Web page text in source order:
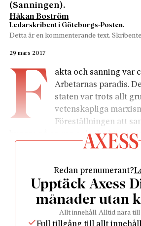
(Sanningen).
Håkan Boström
Ledarskribent i Göteborgs-Posten.
Detta är en kommenterande text.
29 mars 2017
F
akta och sanning var
Arbetarnas paradis.
staten var trots allt
vetenskapliga
Föreställningen att
byggas på en ren och objektiv
historia. Tanken emanerar ur
Kärleken till sanningen ligger i
filosofi –philo sophia. Men den
fundamentalt olika uttryck. Den
är förenad med frihet och
livsinställning där sökandet aldrig
Redan prenumerant?
Upptäck Axess
månader utan
Allt innehåll. Alltid nära till
Full tillgång till allt innehåll